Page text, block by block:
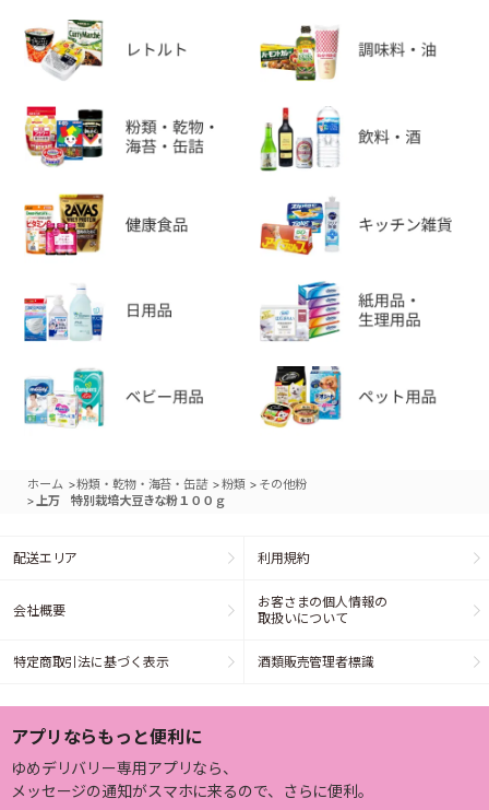
ホーム >粉類・乾物・海苔・缶詰 >粉類 > その他粉
> 上万 特別栽培大豆きな粉１００ｇ
配送エリア 利用規約
会社概要
お客さまの個人情報の
取扱いについて
特定商取引法に基づく表示 酒類販売管理者標識
アプリならもっと便利に
ゆめデリバリー専用アプリなら、
メッセージの通知がスマホに来るので、さらに便利。